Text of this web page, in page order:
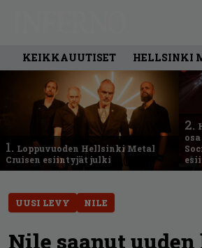
KEIKKAUUTISET HELLSINKI
1. Loppuvuoden Hellsinki Metal
Cruisen esiintyjät julki
2.
UUSI LEVY NILE
Nile saanut